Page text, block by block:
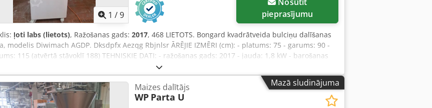
1 /9
pieprasījumu
ļoti labs (lietots), Ražošanas gads: 2017, 468 LIETOTS. Bongard kvadrātveida bulciņu dalīšanas
modelis Diwimach AGDP. Dksdpfx Aezqg Rbjnlsr ĀRĒJIE IZMĒRI (cm): - platums: 75 - garums: 90 -
115 (atvērtā stāvoklī 188) TEHNISKIE DATI: - ražošanas gads: 2017 - jauda: 1,8 kW - barošanas
400 V, 50 Hz - svars: 380 kg - mīklas porcijas apjoms: 4–20 kg - standarta porciju skaits: 20 -
apmēram 900–1250 porciju/stundā Norādītā cena ir neto cena. Pieejamās papildu iespējas (par
maksu): iekārtas transportēšana. RUNĀJAM ANGĻU, VĀCU, FRANČU, KRIEŠU UN UKRAIŅU
Mazā sludinājuma
Maizes dalītājs
WP Parta U